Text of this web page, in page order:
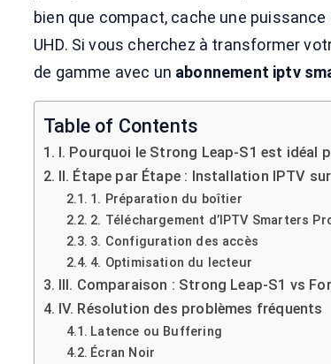
bien que compact, cache une
UHD. Si vous cherchez à transformer
de gamme avec un abonnement iptv
Table of Contents
I. Pourquoi le Strong Leap-S1 est idéal
II. Étape par Étape : Installation IPTV
1. Préparation du boîtier
2. Téléchargement d’IPTV Smarters
3. Configuration des accès
4. Optimisation du lecteur
III. Comparaison : Strong Leap-S1 vs
IV. Résolution des problèmes fréquents
Latence ou Buffering
Écran Noir